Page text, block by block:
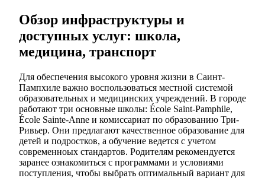
Обзор инфраструктуры и
доступных услуг: школа,
медицина, транспорт
Для обеспечения высокого уровня жизни в Саинт-
Пампхиле важно воспользоваться местной системой
образовательных и медицинских учреждений. В городе
работают три основные школы: École Saint-Pamphile,
École Sainte-Anne и комиссариат по образованию Три-
Ривьер. Они предлагают качественное образование для
детей и подростков, а обучение ведется с учетом
современноых стандартов. Родителям рекомендуется
заранее ознакомиться с программами и условиями
поступления, чтобы выбрать оптимальный вариант для